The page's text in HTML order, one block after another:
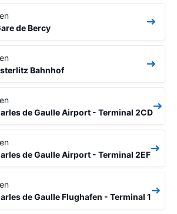
de Bercy
Bahnhof
de Gaulle Airport - Terminal 2CD
de Gaulle Airport - Terminal 2EF
de Gaulle Flughafen - Terminal 1